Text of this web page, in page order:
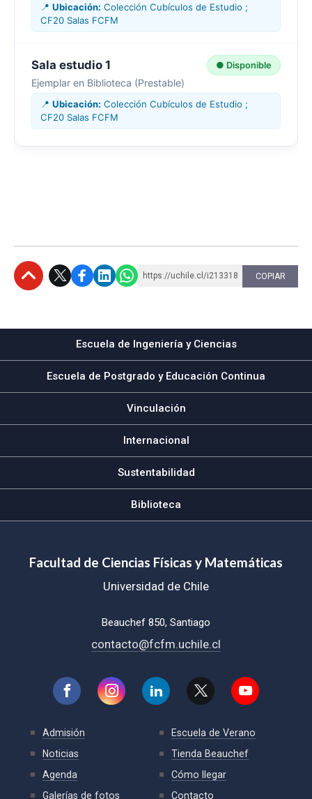
📍 Ubicación: Colección Cubículos de Estudio ;
CF20 Salas FCFM
Sala estudio 1 ● Disponible
Ejemplar en Biblioteca (Prestable)
📍 Ubicación: Colección Cubículos de Estudio ;
CF20 Salas FCFM
https://uchile.cl/i213318 COPIAR
Escuela de Ingeniería y Ciencias
Escuela de Postgrado y Educación Continua
Vinculación
Internacional
Sustentabilidad
Biblioteca
Facultad de Ciencias Físicas y Matemáticas
Universidad de Chile
Beauchef 850, Santiago
contacto@fcfm.uchile.cl
Admisión
Noticias
Agenda
Galerías de fotos
Escuela de Verano
Tienda Beauchef
Cómo llegar
Contacto